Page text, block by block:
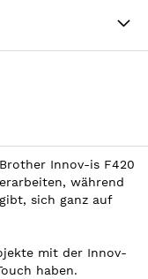
Innov-is F420
während
sich ganz auf
mit der Innov-
haben.